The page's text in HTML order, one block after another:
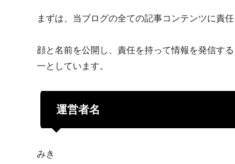
まずは、当ブログの全ての記事コンテンツに責
顔と名前を公開し、責任を持って情報を発信す
一としています。
運営者名
みき